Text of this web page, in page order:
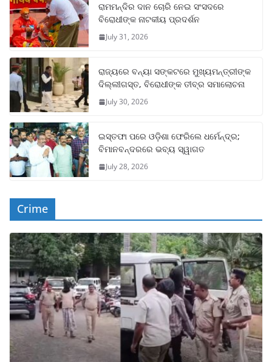
ରାମମନ୍ଦିର ଦାନ ଚୋରି ନେଇ ସଂସଦରେ
ବିରୋଧୀଙ୍କ ନାଟକୀୟ ପ୍ରଦର୍ଶନ
July 31, 2026
ରାଜ୍ୟରେ ବନ୍ୟା ସଙ୍କଟରେ ମୁଖ୍ୟମନ୍ତ୍ରୀଙ୍କ
ଦିଲ୍ଲୀଗସ୍ତ, ବିରୋଧୀଙ୍କ ତୀବ୍ର ସମାଲୋଚନା
July 30, 2026
ଇସ୍ତଫା ପରେ ଓଡ଼ିଶା ଫେରିଲେ ଧର୍ମେନ୍ଦ୍ର;
ବିମାନବନ୍ଦରରେ ଭବ୍ୟ ସ୍ୱାଗତ
July 28, 2026
Crime